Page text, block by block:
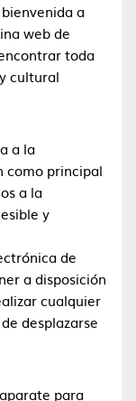
a
web de
toda
cultural
a la
como principal
a la
y
de
a disposición
cualquier
desplazarse
para